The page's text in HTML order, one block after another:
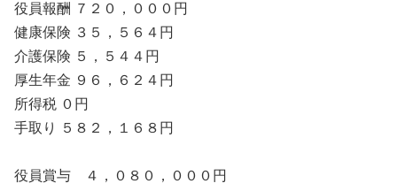
役員報酬 ７２０，０００円
健康保険 ３５，５６４円
介護保険 ５，５４４円
厚生年金 ９６，６２４円
所得税 ０円
手取り ５８２，１６８円
役員賞与 ４，０８０，０００円